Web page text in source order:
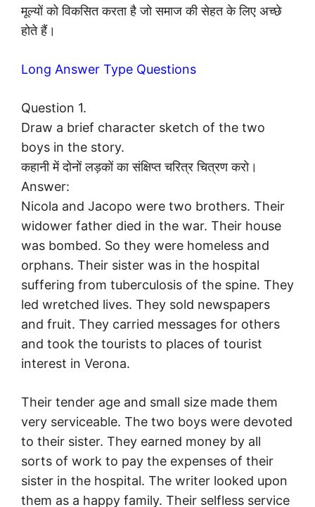
मूल्यों को विकसित करता है जो समाज की सेहत के लिए अच्छे
होते हैं।
Long Answer Type Questions
Question 1.
Draw a brief character sketch of the two
boys in the story.
कहानी में दोनों लड़कों का संक्षिप्त चरित्र चित्रण करो।
Answer:
Nicola and Jacopo were two brothers. Their
widower father died in the war. Their house
was bombed. So they were homeless and
orphans. Their sister was in the hospital
suffering from tuberculosis of the spine. They
led wretched lives. They sold newspapers
and fruit. They carried messages for others
and took the tourists to places of tourist
interest in Verona.
Their tender age and small size made them
very serviceable. The two boys were devoted
to their sister. They earned money by all
sorts of work to pay the expenses of their
sister in the hospital. The writer looked upon
them as a happy family. Their selfless service